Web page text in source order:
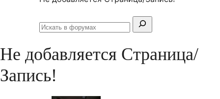
Поиск:
Искать
Не добавляется Страница/
Запись!